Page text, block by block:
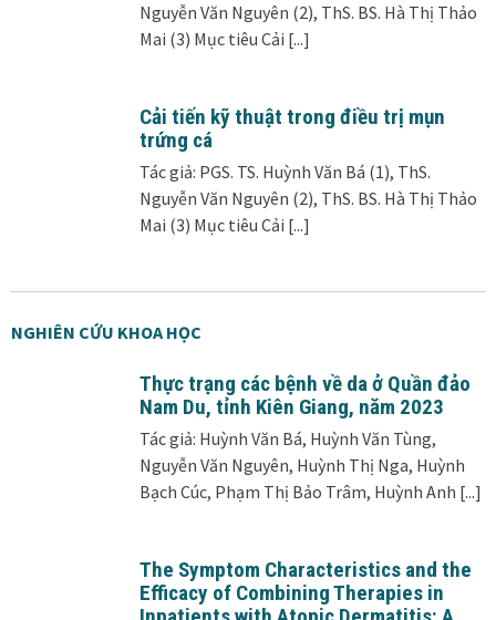
Nguyễn Văn Nguyên (2), ThS. BS. Hà Thị Thảo
Mai (3) Mục tiêu Cải [...]
Cải tiến kỹ thuật trong điều trị mụn
trứng cá
Tác giả: PGS. TS. Huỳnh Văn Bá (1), ThS.
Nguyễn Văn Nguyên (2), ThS. BS. Hà Thị Thảo
Mai (3) Mục tiêu Cải [...]
NGHIÊN CỨU KHOA HỌC
Thực trạng các bệnh về da ở Quần đảo
Nam Du, tỉnh Kiên Giang, năm 2023
Tác giả: Huỳnh Văn Bá, Huỳnh Văn Tùng,
Nguyễn Văn Nguyên, Huỳnh Thị Nga, Huỳnh
Bạch Cúc, Phạm Thị Bảo Trâm, Huỳnh Anh [...]
The Symptom Characteristics and the
Efficacy of Combining Therapies in